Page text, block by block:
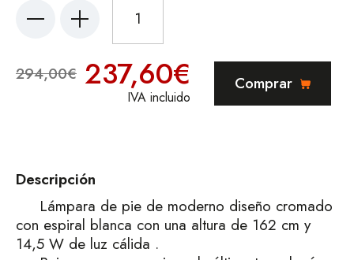
294,00€ 237,60€
IVA incluido
Comprar
Descripción
Lámpara de pie de moderno diseño cromado
con espiral blanca con una altura de 162 cm y
14,5 W de luz cálida .